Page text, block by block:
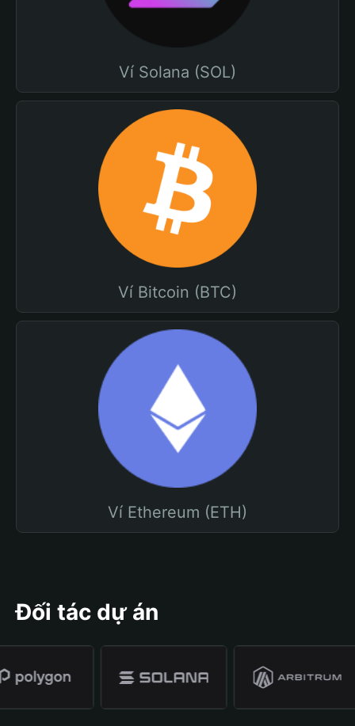
Ví Solana (SOL)
Ví Bitcoin (BTC)
Ví Ethereum (ETH)
Đối tác dự án